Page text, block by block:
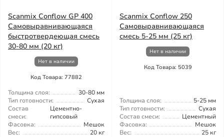
Scanmix Conflow GP 400
Самовыравнивающаяся
быстротвердеющая смесь
30-80 мм (20 кг)
Нет в наличии
Код Товара: 77882
Толщина слоя:
30-80 мм
Тип готовности:
Сухая
Состав
смеси:
Цементно-
гипсовый
Фасовка:
Мешок
Вес:
20 кг
Scanmix Conflow 250
Самовыравнивающаяся
смесь 5-25 мм (25 кг)
Нет в наличии
Код Товара: 5039
Толщина слоя:
5-25 мм
Тип готовности:
Сухая
Состав смеси:
Цементный
Фасовка:
Мешок
Вес:
25 кг